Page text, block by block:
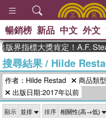
熱
、
史
登
偉
暢銷榜 新品 中文 外文
界指標大獎肯定！A.F.
搜尋結果/ Hilde
作者：Hilde Restad
商品類
出版日期:2017年以前
顯示 排序